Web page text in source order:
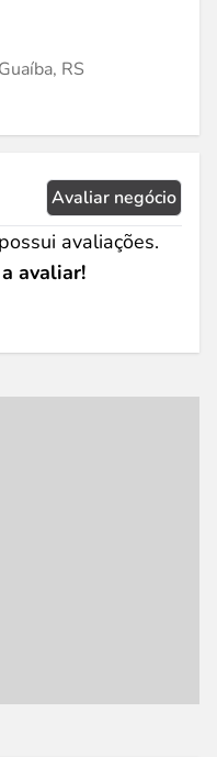
RS
Avaliar negócio
avaliações.
avaliar!